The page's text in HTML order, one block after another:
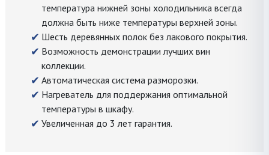
температура нижней зоны холодильника всегда
должна быть ниже температуры верхней зоны.
Шесть деревянных полок без лакового покрытия.
Возможность демонстрации лучших вин
коллекции.
Автоматическая система разморозки.
Нагреватель для поддержания оптимальной
температуры в шкафу.
Увеличенная до 3 лет гарантия.